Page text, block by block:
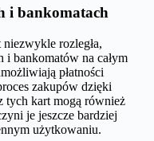
i bankomatach
niezwykle rozległa,
i bankomatów na całym
płatności
zakupów dzięki
tych kart mogą również
je jeszcze bardziej
użytkowaniu.